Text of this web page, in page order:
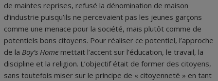
de maintes reprises, refusé la dénomination de maison
d’industrie puisqu’ils ne percevaient pas les jeunes garçons
comme une menace pour la société, mais plutôt comme de
potentiels bons citoyens. Pour réaliser ce potentiel, l’approche
de la Boy’s Home mettait l’accent sur l’éducation, le travail, la
discipline et la religion. L’objectif était de former des citoyens,
sans toutefois miser sur le principe de « citoyenneté » en tant